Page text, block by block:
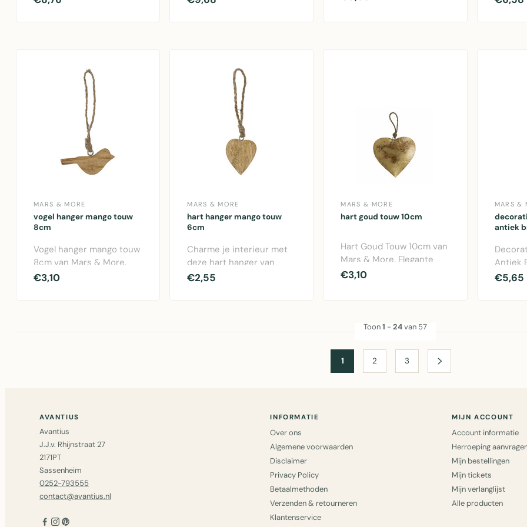
MARS & MORE
vogel hanger mango touw
8cm
Vogel hanger mango touw
8cm van Mars & More.
Leuke houten
€3,10
MARS & MORE
hart hanger mango touw
6cm
Charme je interieur met
deze hart hanger van
mango hout. De Mars &
€2,55
MARS & MORE
hart goud touw 10cm
Hart Goud Touw 10cm van
Mars & More. Elegante
gouden hart-hanger met
€3,10
MARS &
antiek
Antiek
Mars &
€5,65
Toon1 - 24van 57
1 2 3
AVANTIUS
Avantius
J.J.v. Rhijnstraat 27
2171PT
Sassenheim
0252-793555
contact@avantius.nl
INFORMATIE
Over ons
Algemene voorwaarden
Disclaimer
Privacy Policy
Betaalmethoden
Verzenden & retourneren
Klantenservice
MIJN ACCOUNT
Account informatie
Herroeping
Mijn bestellingen
Mijn tickets
Mijn verlanglijst
Alle producten